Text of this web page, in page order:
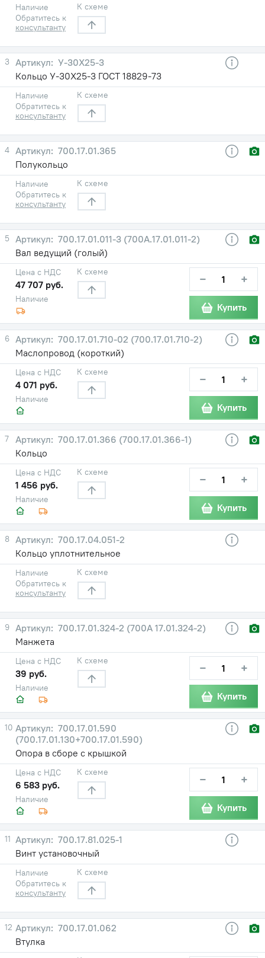
Наличие
Обратитесь к
консультанту
К схеме
3
У-30X25-3
Кольцо У-30X25-3 ГОСТ 18829-73
Наличие
Обратитесь к
консультанту
К схеме
4
700.17.01.365
Полукольцо
Наличие
Обратитесь к
консультанту
К схеме
5
700.17.01.011-3 (700А.17.01.011-2)
Вал ведущий (голый)
Наличие
Цена с НДС
47 707 руб.
К схеме − +
Купить
6
700.17.01.710-02 (700.17.01.710-2)
Маслопровод (короткий)
Наличие
Цена с НДС
4 071 руб.
К схеме − +
Купить
7
700.17.01.366 (700.17.01.366-1)
Кольцо
Наличие
Цена с НДС
1 456 руб.
К схеме − +
Купить
8
700.17.04.051-2
Кольцо уплотнительное
Наличие
Обратитесь к
консультанту
К схеме
9
700.17.01.324-2 (700А 17.01.324-2)
Манжета
Наличие
Цена с НДС
39 руб.
К схеме − +
Купить
10
700.17.01.590
(700.17.01.130+700.17.01.590)
Опора в сборе с крышкой
Наличие
Цена с НДС
6 583 руб.
К схеме − +
Купить
11
700.17.81.025-1
Винт установочный
Наличие
Обратитесь к
консультанту
К схеме
12
700.17.01.062
Втулка